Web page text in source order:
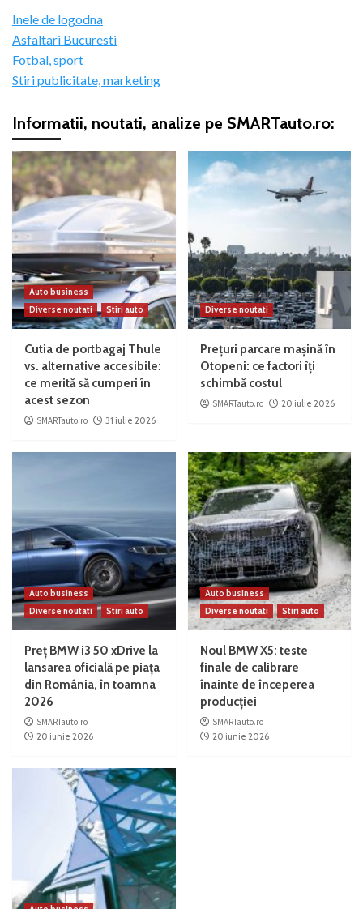
Inele de logodna
Asfaltari Bucuresti
Fotbal, sport
Stiri publicitate, marketing
Informatii, noutati, analize pe SMARTauto.ro:
Auto business
Diverse noutati
Stiri auto
Cutia de portbagaj Thule
vs. alternative accesibile:
ce merită să cumperi în
acest sezon
SMARTauto.ro 31 iulie 2026
Diverse noutati
Prețuri parcare mașină în
Otopeni: ce factori îți
schimbă costul
SMARTauto.ro 20 iulie 2026
Auto business
Diverse noutati
Stiri auto
Preț BMW i3 50 xDrive la
lansarea oficială pe piața
din România, în toamna
2026
SMARTauto.ro
20 iunie 2026
Auto business
Diverse noutati
Stiri auto
Noul BMW X5: teste
finale de calibrare
înainte de începerea
producției
SMARTauto.ro
20 iunie 2026